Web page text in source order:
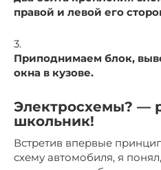
правой и левой его
3.
Приподнимаем блок,
окна в кузове.
Электросхемы? —
школьник!
Встретив впервые
схему автомобиля, я